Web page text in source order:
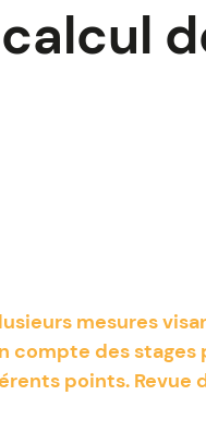
mesures
des stages
points. Revue